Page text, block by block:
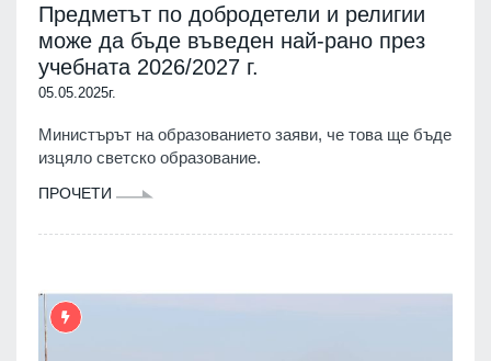
Предметът по добродетели и религии
може да бъде въведен най-рано през
учебната 2026/2027 г.
05.05.2025г.
Министърът на образованието заяви, че това ще бъде
изцяло светско образование.
ПРОЧЕТИ